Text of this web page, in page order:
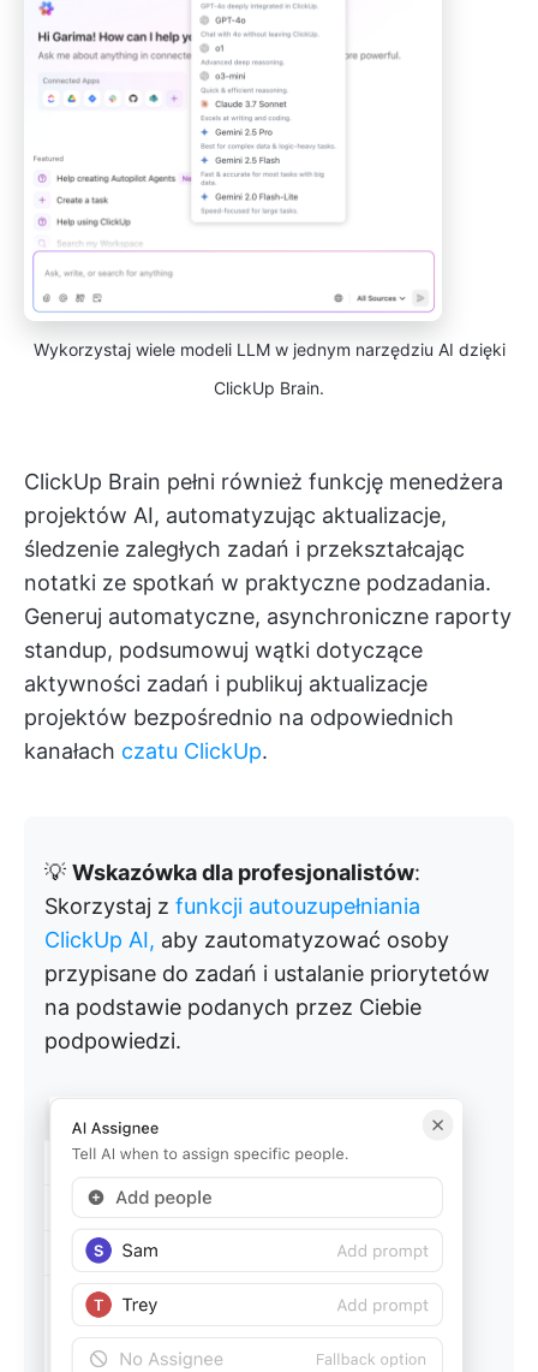
Wykorzystaj wiele modeli LLM w jednym narzędziu AI dzięki
ClickUp Brain.
ClickUp Brain pełni również funkcję menedżera
projektów AI, automatyzując aktualizacje,
śledzenie zaległych zadań i przekształcając
notatki ze spotkań w praktyczne podzadania.
Generuj automatyczne, asynchroniczne raporty
standup, podsumowuj wątki dotyczące
aktywności zadań i publikuj aktualizacje
projektów bezpośrednio na odpowiednich
kanałach czatu ClickUp.
💡 Wskazówka dla profesjonalistów:
Skorzystaj z funkcji autouzupełniania
ClickUp AI, aby zautomatyzować osoby
przypisane do zadań i ustalanie priorytetów
na podstawie podanych przez Ciebie
podpowiedzi.